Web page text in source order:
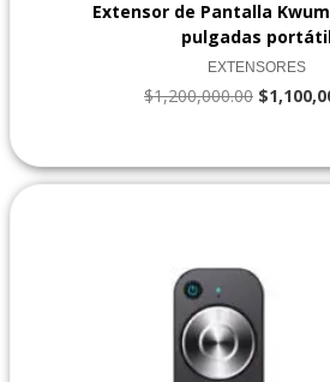
Extensor de Pantalla
pulgadas
EXTENSORES
$1,200,000.00 $